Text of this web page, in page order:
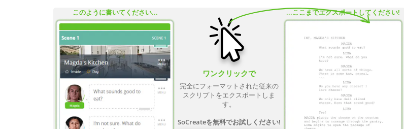
ワンクリックで
完全にフォーマットされた従来の
スクリプトをエクスポートしま
す。
SoCreateを無料でお試しください!
このように書いてください... ...ここまでエクスポートしてください!